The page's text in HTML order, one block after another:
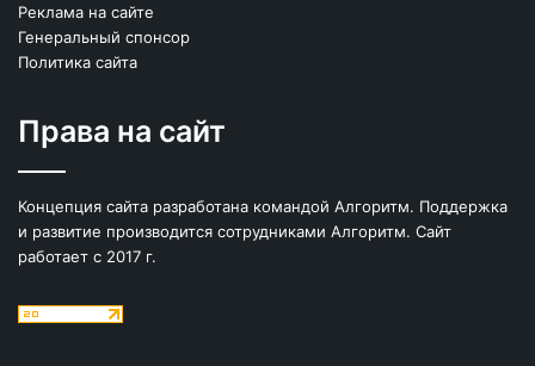
Реклама на сайте
Генеральный спонсор
Политика сайта
Права на сайт
Концепция сайта разработана командой Алгоритм. Поддержка
и развитие производится сотрудниками Алгоритм. Сайт
работает с 2017 г.